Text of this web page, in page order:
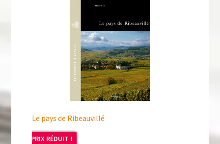
Le pays de Ribeauvillé
PRIX RÉDUIT !